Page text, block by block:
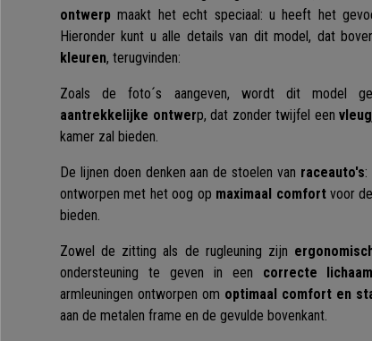
ontwerp maakt het echt speciaal: u heeft het
Hieronder kunt u alle details van dit model, dat
kleuren, terugvinden:
Zoals de foto´s aangeven, wordt dit model
aantrekkelijke ontwerp, dat zonder twijfel een
kamer zal bieden.
De lijnen doen denken aan de stoelen van raceauto's:
ontworpen met het oog op maximaal comfortvoor
bieden.
Zowel de zitting als de rugleuning zijn
ondersteuning te geven in een correcte
armleuningen ontworpen om optimaal comfort en
aan de metalen frame en de gevulde bovenkant.